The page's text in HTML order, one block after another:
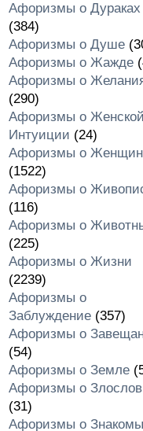
Афоризмы о Дураках
(384)
Афоризмы о Душе
Афоризмы о Жажде
Афоризмы о
(290)
Афоризмы о
Интуиции (24)
Афоризмы о
(1522)
Афоризмы о
(116)
Афоризмы о
(225)
Афоризмы о Жизни
(2239)
Афоризмы о
Заблуждение(357)
Афоризмы о
(54)
Афоризмы о Земле
Афоризмы о
(31)
Афоризмы о